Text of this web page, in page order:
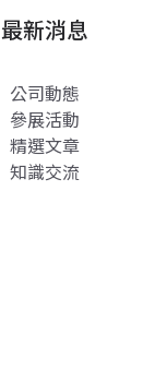
最新消息
公司動態
參展活動
精選文章
知識交流